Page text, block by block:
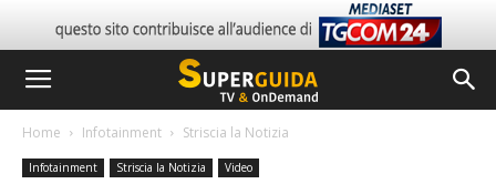
Home Infotainment Striscia la Notizia
Infotainment Striscia la Notizia Video